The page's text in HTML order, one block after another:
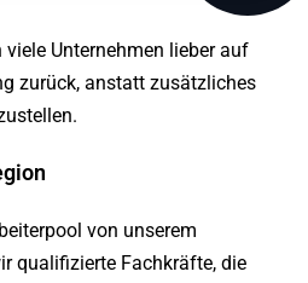
viele Unternehmen lieber auf
zurück, anstatt zusätzliches
von unserem
qualifizierte Fachkräfte, die